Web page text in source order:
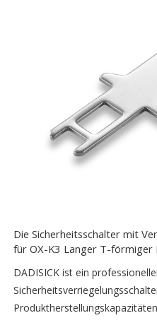
Die Sicherheitsschalter mit
für OX-K3 Langer T-förmiger
DADISICK ist ein